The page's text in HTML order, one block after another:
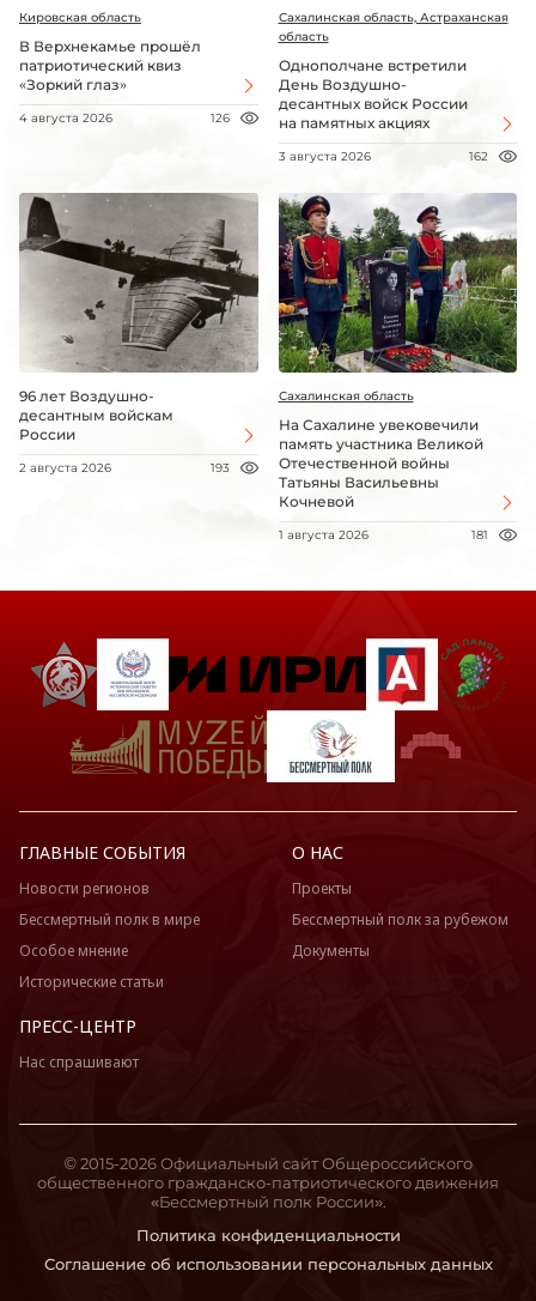
Кировская область
В Верхнекамье прошёл
патриотический квиз
«Зоркий глаз»
4 августа 2026 126
Сахалинская область, Астраханская
область
Однополчане встретили
День Воздушно-
десантных войск России
на памятных акциях
3 августа 2026 162
96 лет Воздушно-
десантным войскам
России
2 августа 2026 193
Сахалинская область
На Сахалине увековечили
память участника Великой
Отечественной войны
Татьяны Васильевны
Кочневой
1 августа 2026 181
ГЛАВНЫЕ СОБЫТИЯ
Новости регионов
Бессмертный полк в мире
Особое мнение
Исторические статьи
О НАС
Проекты
Бессмертный полк за рубежом
Документы
ПРЕСС-ЦЕНТР
Нас спрашивают
Политика конфиденциальности
Соглашение об использовании персональных данных
© 2015-2026 Официальный сайт Общероссийского
общественного гражданско-патриотического движения
«Бессмертный полк России».